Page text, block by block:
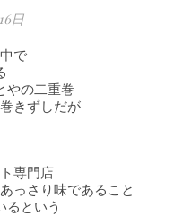
日
で
やの二重巻
きずしだが
専門店
っさり味であること
るという